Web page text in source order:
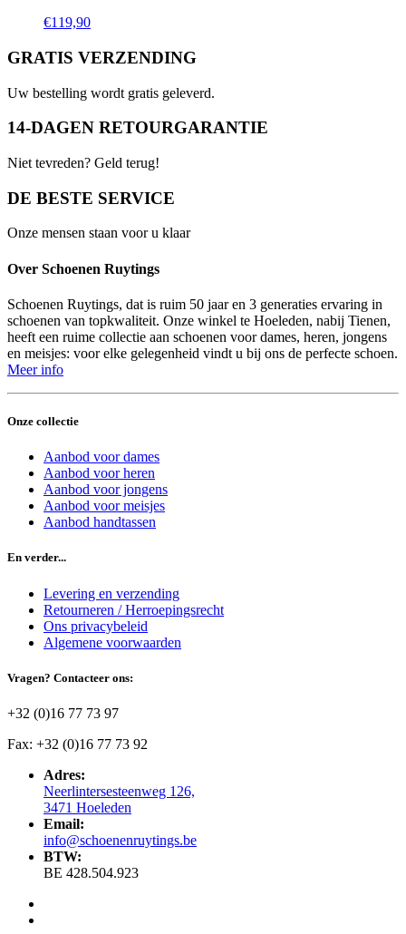
€119,90
GRATIS VERZENDING
Uw bestelling wordt gratis geleverd.
14-DAGEN RETOURGARANTIE
Niet tevreden? Geld terug!
DE BESTE SERVICE
Onze mensen staan voor u klaar
Over Schoenen Ruytings
Schoenen Ruytings, dat is ruim 50 jaar en 3 generaties ervaring in
schoenen van topkwaliteit. Onze winkel te Hoeleden, nabij Tienen,
heeft een ruime collectie aan schoenen voor dames, heren, jongens
en meisjes: voor elke gelegenheid vindt u bij ons de perfecte schoen.
Meer info
Onze collectie
Aanbod voor dames
Aanbod voor heren
Aanbod voor jongens
Aanbod voor meisjes
Aanbod handtassen
En verder...
Levering en verzending
Retourneren / Herroepingsrecht
Ons privacybeleid
Algemene voorwaarden
Vragen? Contacteer ons:
+32 (0)16 77 73 97
Fax: +32 (0)16 77 73 92
Adres:
Neerlintersesteenweg 126,
3471 Hoeleden
Email:
info@schoenenruytings.be
BTW:
BE 428.504.923